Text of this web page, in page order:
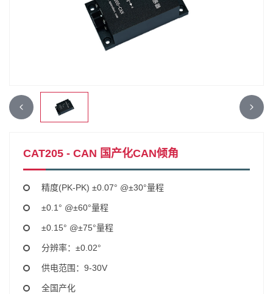
CAT205 - CAN 国产化CAN倾角
精度(PK-PK) ±0.07° @±30°量程
±0.1° @±60°量程
±0.15° @±75°量程
分辨率：±0.02°
供电范围：9-30V
全国产化